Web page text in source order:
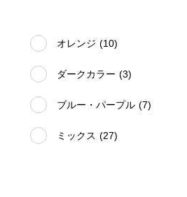
オレンジ (10)
ダークカラー (3)
ブルー・パープル (7)
ミックス (27)